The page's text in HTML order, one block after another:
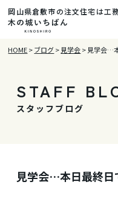
岡山県倉敷市の注文住宅は工
HOME>ブログ> 見学会> 見学会…
STAFF
スタッフブログ
見学会…本日最終日